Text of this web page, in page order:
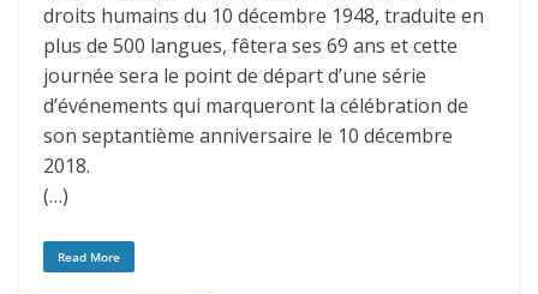
droits humains du 10 décembre 1948, traduite en
plus de 500 langues, fêtera ses 69 ans et cette
journée sera le point de départ d’une série
d’événements qui marqueront la célébration de
son septantième anniversaire le 10 décembre
2018.
(…)
Read More